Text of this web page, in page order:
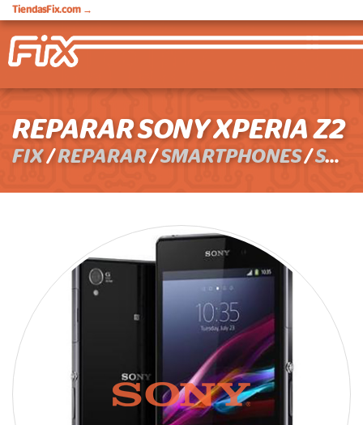
TiendasFix.com →
REPARAR SONY XPERIA Z2
FIX/REPARAR/SMARTPHONES/SONY